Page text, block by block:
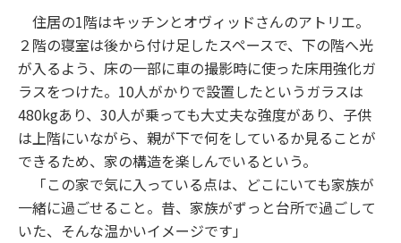
住居の1階はキッチンとオヴィッドさんのアトリエ。
２階の寝室は後から付け足したスペースで、下の階へ光
が入るよう、床の一部に車の撮影時に使った床用強化ガ
ラスをつけた。10人がかりで設置したというガラスは
480kgあり、30人が乗っても大丈夫な強度があり、子供
は上階にいながら、親が下で何をしているか見ることが
できるため、家の構造を楽しんでいるという。
「この家で気に入っている点は、どこにいても家族が
一緒に過ごせること。昔、家族がずっと台所で過ごして
いた、そんな温かいイメージです」